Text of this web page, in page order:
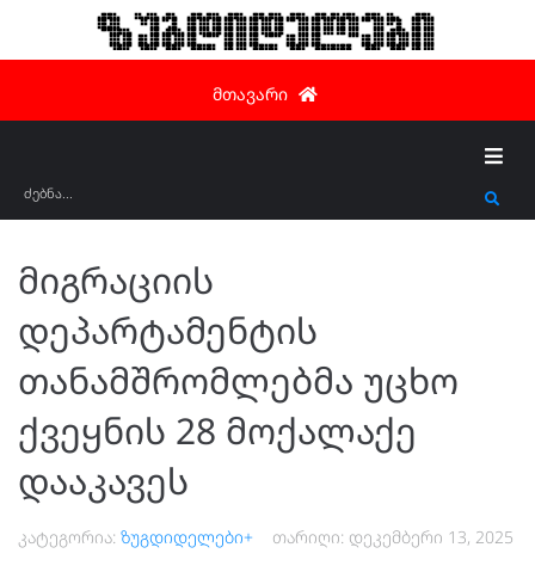
ზუგდიდელები
მთავარი
მიგრაციის
დეპარტამენტის
თანამშრომლებმა უცხო
ქვეყნის 28 მოქალაქე
დააკავეს
კატეგორია: ზუგდიდელები+ თარიღი: დეკემბერი 13, 2025